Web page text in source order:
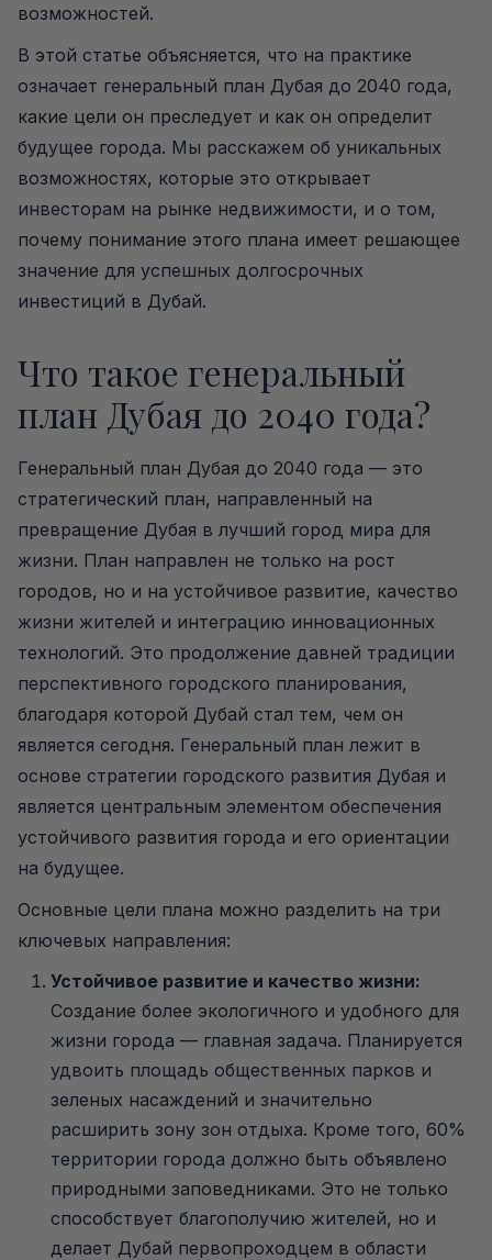
возможностей.
В этой статье объясняется, что на практике
означает генеральный план Дубая до 2040 года,
какие цели он преследует и как он определит
будущее города. Мы расскажем об уникальных
возможностях, которые это открывает
инвесторам на рынке недвижимости, и о том,
почему понимание этого плана имеет решающее
значение для успешных долгосрочных
инвестиций в Дубай.
Что такое генеральный
план Дубая до 2040 года?
Генеральный план Дубая до 2040 года — это
стратегический план, направленный на
превращение Дубая в лучший город мира для
жизни. План направлен не только на рост
городов, но и на устойчивое развитие, качество
жизни жителей и интеграцию инновационных
технологий. Это продолжение давней традиции
перспективного городского планирования,
благодаря которой Дубай стал тем, чем он
является сегодня. Генеральный план лежит в
основе стратегии городского развития Дубая и
является центральным элементом обеспечения
устойчивого развития города и его ориентации
на будущее.
Основные цели плана можно разделить на три
ключевых направления:
Устойчивое развитие и качество жизни:
Создание более экологичного и удобного для
жизни города — главная задача. Планируется
удвоить площадь общественных парков и
зеленых насаждений и значительно
расширить зону зон отдыха. Кроме того, 60%
территории города должно быть объявлено
природными заповедниками. Это не только
способствует благополучию жителей, но и
делает Дубай первопроходцем в области